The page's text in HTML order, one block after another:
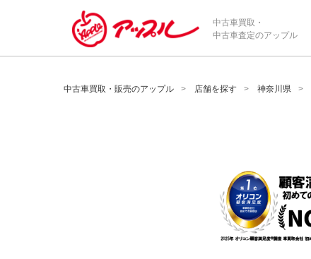
/*ABテスト_新規査定フォームの為のCVボタン*/
中古車買取・
中古車査定のアップル
中古車買取・販売のアップル 店舗を探す 神奈川県